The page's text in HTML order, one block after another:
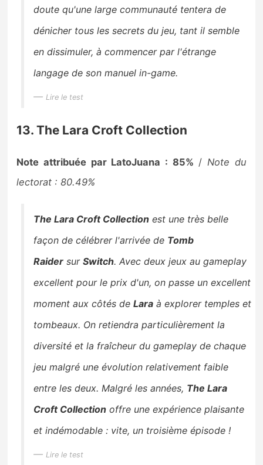
doute qu'une large communauté tentera de
dénicher tous les secrets du jeu, tant il semble
en dissimuler, à commencer par l'étrange
langage de son manuel in-game.
Lire le test
13. The Lara Croft Collection
Note attribuée par LatoJuana : 85% / Note du
lectorat : 80.49%
The Lara Croft Collection est une très belle
façon de célébrer l'arrivée de Tomb
Raider surSwitch. Avec deux jeux au gameplay
excellent pour le prix d'un, on passe un excellent
moment aux côtés deLara à explorer temples et
tombeaux. On retiendra particulièrement la
diversité et la fraîcheur du gameplay de chaque
jeu malgré une évolution relativement faible
entre les deux. Malgré les années, The Lara
Croft Collection offre une expérience plaisante
et indémodable : vite, un troisième épisode !
Lire le test